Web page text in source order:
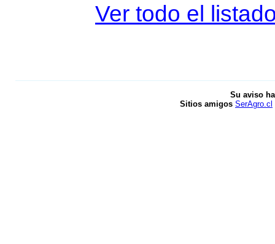
Ver todo el
Su aviso
Sitios amigos SerAgro.cl